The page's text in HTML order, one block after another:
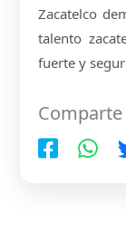
Zacatelco
talento
fuerte y